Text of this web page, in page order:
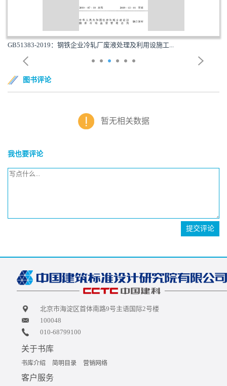
GB51383-2019：钢铁企业冷轧厂废液处理及利用设施工...
图书评论
暂无相关数据
我也要评论
提交评论
北京市海淀区首体南路9号主语国际2号楼
100048
010-68799100
关于书库
书库介绍 简明目录 营销网络
客户服务